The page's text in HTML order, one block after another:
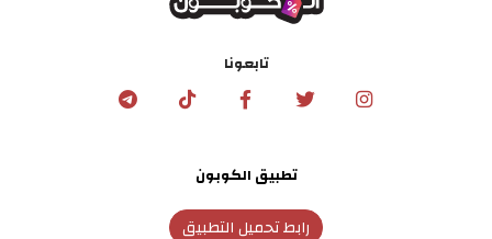
تابعونا
تطبيق الكوبون
رابط تحميل التطبيق